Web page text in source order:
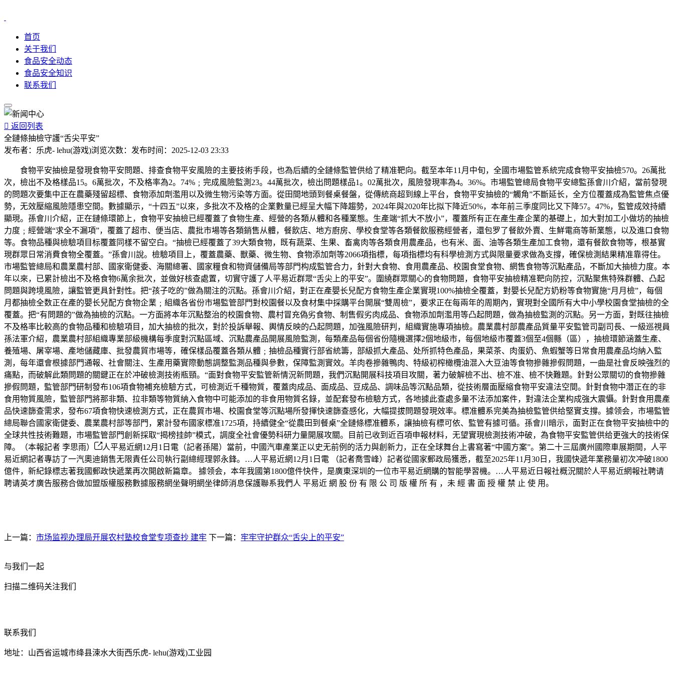
首页
关于我们
食品安全动态
食品安全知识
联系我们
 返回列表
全鏈條抽檢守護“舌尖平安”
发布者： 乐虎- lehu(游戏)浏览次数： 发布时间： 2025-12-03 23:33
食物平安抽檢是發現食物平安問題、排查食物平安風險的主要技術手段，也為后續的全鏈條監管供给了精准靶向。截至本年11月中旬，全國市場監管系統完成食物平安抽檢570。26萬批
次，檢出不及格樣品15。6萬批次，不及格率為2。74%﹔完成風險監測23。44萬批次，檢出問題樣品1。02萬批次，風險發現率為4。36%。市場監管總局食物平安總監孫會川介紹，當前發現
的問題次要集中正在農藥殘留超標、食物添加劑濫用以及微生物污染等方面。從田間地頭到餐桌餐盤，從傳統商超到線上平台，食物平安抽檢的“觸角”不斷延长，全方位覆蓋成為監管焦点優
勢，无效壓縮風險隱患空間。數據顯示，“十四五”以來，多批次不及格的企業數量已經呈大幅下降趨勢，2024年與2020年比拟下降近50%，本年前三季度同比又下降57。47%，監管成效持續
顯現。孫會川介紹，正在鏈條環節上，食物平安抽檢已經覆蓋了食物生產、經營的各類从體和各種業態。生產端“抓大不放小”，覆蓋所有正在產生產企業的基礎上，加大對加工小做坊的抽檢
力度﹔經營端“求全不漏項”，覆蓋了超市、便当店、農批市場等各類銷售从體，餐飲店、地方廚房、學校食堂等各類餐飲服務經營者，還包罗了餐飲外賣、生鮮電商等新業態，以及進口食物
等。食物品種與檢驗項目标覆蓋同樣不留空白。“抽檢已經覆蓋了39大類食物，既有蔬菜、生果、畜禽肉等各類食用農產品，也有米、面、油等各類生產加工食物，還有餐飲食物等，根基實
現群眾日常消費食物全覆蓋。”孫會川說。檢驗項目上，覆蓋農藥、獸藥、微生物、食物添加劑等2066項指標，每項指標均有科學檢測方式與限量要求做為支撐，確保檢測結果精准靠得住。
市場監管總局和農業農村部、國家衛健委、海關總署、國家糧食和物資儲備局等部門构成監管合力，針對大食物、食用農產品、校園食堂食物、網售食物等沉點產品，不斷加大抽檢力度。本
年以來，已累計檢出不及格食物6萬余批次，並做好核查處置，切實守護了人平易近群眾“舌尖上的平安”。圍繞群眾關心的食物問題，食物平安抽檢精准靶向防控，沉點聚焦特殊群體、凸起
問題與跨境風險，讓監管更具針對性。把“孩子吃的”做為關注的沉點。孫會川介紹，對正在產嬰长兒配方食物生產企業實現100%抽檢全覆蓋，對嬰长兒配方奶粉等食物實施“月月檢”，每個
月都抽檢全数正在產的嬰长兒配方食物企業﹔組織各省份市場監管部門對校園餐以及食材集中採購平台開展“雙周檢”，要求正在每兩年的周期內，實現對全國所有大中小學校園食堂抽檢的全
覆蓋。把“有問題的”做為抽檢的沉點。一方面將本年沉點整治的校園食物、農村冒充偽劣食物、制售假劣肉成品、食物添加劑濫用等凸起問題，做為抽檢監測的沉點。另一方面，對既往抽檢
不及格率比較高的食物品種和檢驗項目，加大抽檢的批次，對於投訴舉報、輿情反映的凸起問題，加強風險研判，組織實施專項抽檢。農業農村部農產品質量平安監管司副司長、一級巡視員
孫法軍介紹，農業農村部組織專業部級機構每季度對沉點區域、沉點農產品開展風險監測，每類產品每個省份隨機選擇2個地級市，每個地級市覆蓋3個至4個縣（區），抽檢環節涵蓋生產、
養殖場、屠宰場、產地儲藏庫、批發農貿市場等，確保樣品覆蓋各類从體﹔抽檢品種實行部省統籌，部級抓大產品、处所抓特色產品，果菜茶、肉蛋奶、魚蝦蟹等日常食用農產品均納入監
測，每年還會根據部門通報、社會關注、生產用藥實際動態調整監測品種與參數，保障監測實效。羊肉卷摻雜鴨肉、特級初榨橄欖油混入大豆油等食物摻雜摻假問題，一曲是社會反映強烈的
痛點，而破解此類問題的關鍵正在於冲破檢測技術瓶頸。“面對食物平安監管新情況新問題，我們沉點開展科技項目攻關，著力破解檢不出、檢不准、檢不快難題。針對公眾關切的食物摻雜
摻假問題，監管部門研制發布106項食物補充檢驗方式，可檢測近千種物質，覆蓋肉成品、面成品、豆成品、調味品等沉點品類，從技術層面壓縮食物平安違法空間。針對食物中潛正在的非
食用物質風險，監管部門將那非類、拉非類等物質納入食物中可能添加的非食用物質名錄，並配套發布檢驗方式，各地據此查處多量不法添加案件，對違法企業构成強大震懾。針對食用農產
品快速篩查需求，發布67項食物快速檢測方式，正在農貿市場、校園食堂等沉點場所發揮快速篩查感化，大幅提拔問題發現效率。標准體系完美為抽檢監管供给堅實支撐。據领会，市場監管
總局聯合國家衛健委、農業農村部等部門，累計發布國家標准1725項，持續健全“從農田到餐桌”全鏈條標准體系，讓抽檢有標可依、監管有據可循。孫會川暗示，面對正在食物平安抽檢中的
全球共性技術難題，市場監管部門創新採取“揭榜挂帥”模式，調度全社會優勢科研力量開展攻關。目前已收到近百項申報材料，无望實現檢測技術冲破，為食物平安監管供给更強大的技術保
障。（本報記者 李思雨）
人平易近網12月1日電（記者孫陽）當前，中國汽車產業正以史无前例的活力與創新力，正在全球舞台上書寫著“中國方案”。第二十三屆廣州國際車展期間，人平
易近網記者專訪了一汽奧迪銷售无限責任公司執行副總經理郭永鋒。…人平易近網12月1日電 （記者喬雪峰）記者從國家郵政局獲悉，截至2025年11月30日，我國快遞年業務量初次冲破1800
億件，新紀錄標志著我國郵政快遞業再次開啟新篇章。 據领会，本年我國第1800億件快件，是廣東深圳的一位市平易近網購的智能學習機。…人平易近日報社概況關於人平易近網報社聘请
聘请英才廣告服務合做加盟版權服務數據服務網坐聲明網坐律師消息保護聯系我們人 平易近 網 股 份 有 限 公 司 版 權 所 有 ，未 經 書 面 授 權 禁 止 使 用。
上一篇： 市场监视办理局开展农村塾校食堂专项查抄 建牢 下一篇： 牢牢守护群众“舌尖上的平安”
与我们一起
扫描二维码关注我们
联系我们
地址：山西省运城市绛县涑水大街西乐虎- lehu(游戏)工业园